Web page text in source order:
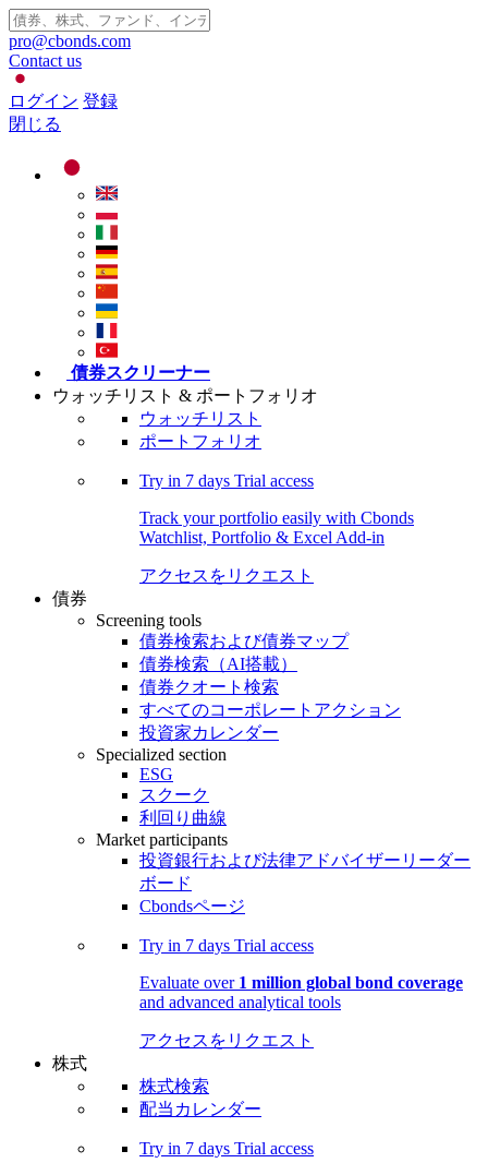
pro@cbonds.com
Contact us
ログイン 登録
閉じる
債券スクリーナー
ウォッチリスト & ポートフォリオ
ウォッチリスト
ポートフォリオ
Try in 7 days Trial access
Track your portfolio easily with Cbonds
Watchlist, Portfolio & Excel Add-in
アクセスをリクエスト
債券
Screening tools
債券検索および債券マップ
債券検索（AI搭載）
債券クオート検索
すべてのコーポレートアクション
投資家カレンダー
Specialized section
ESG
スクーク
利回り曲線
Market participants
投資銀行および法律アドバイザーリーダー
ボード
Cbondsページ
Try in 7 days Trial access
Evaluate over 1 million global bond coverage
and advanced analytical tools
アクセスをリクエスト
株式
株式検索
配当カレンダー
Try in 7 days Trial access